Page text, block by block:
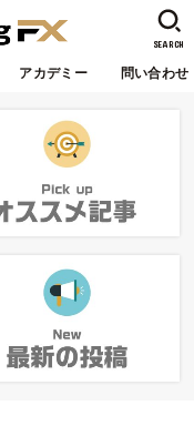
アカデミー 問い合わせ
SEARCH